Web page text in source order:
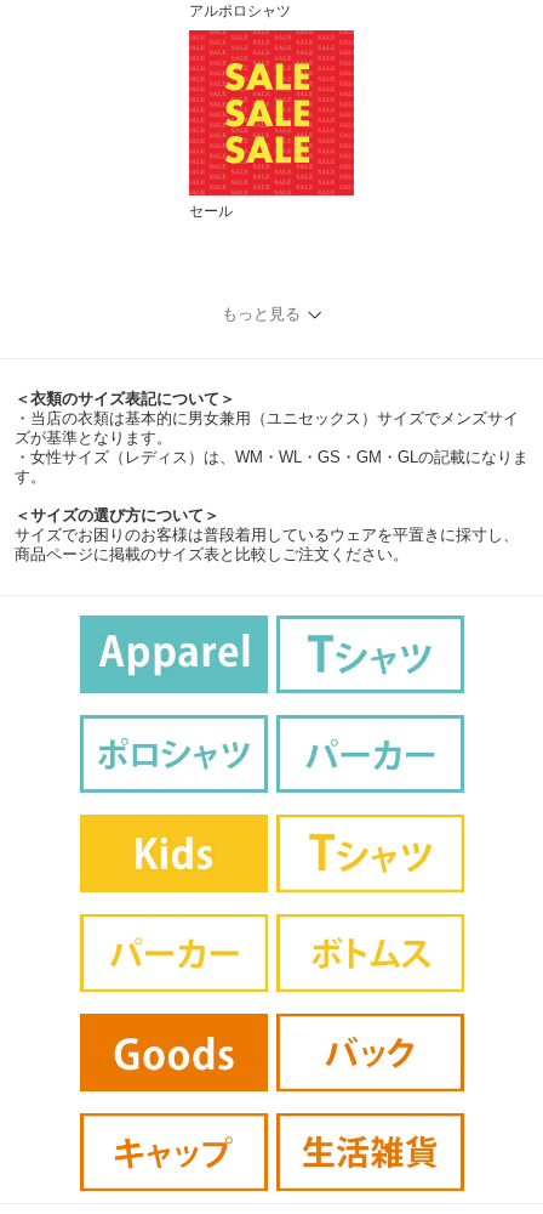
アルポロシャツ
セール
もっと見る
＜衣類のサイズ表記について＞
・当店の衣類は基本的に男女兼用（ユニセックス）サイズでメンズサイ
ズが基準となります。
・女性サイズ（レディス）は、WM・WL・GS・GM・GLの記載になりま
す。
＜サイズの選び方について＞
サイズでお困りのお客様は普段着用しているウェアを平置きに採寸し、
商品ページに掲載のサイズ表と比較しご注文ください。